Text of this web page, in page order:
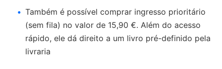
Também é possível comprar ingresso prioritário
(sem fila) no valor de 15,90 €. Além do acesso
rápido, ele dá direito a um livro pré-definido pela
livraria